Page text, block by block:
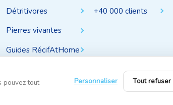
Détritivores
Pierres vivantes
Guides RécifAtHome
+40 000 clients
pouvez tout
Personnaliser Tout refuser